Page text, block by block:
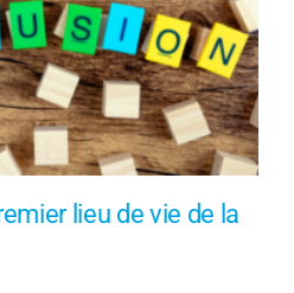
lieu de vie de la